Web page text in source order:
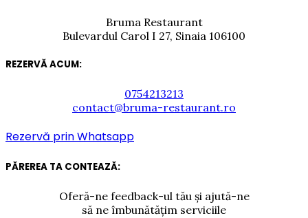
Bruma Restaurant
Bulevardul Carol I 27, Sinaia 106100
REZERVĂ ACUM:
0754213213
contact@bruma-restaurant.ro
Rezervă prin Whatsapp
PĂREREA TA CONTEAZĂ:
Oferă-ne feedback-ul tău și ajută-ne
să ne îmbunătățim serviciile